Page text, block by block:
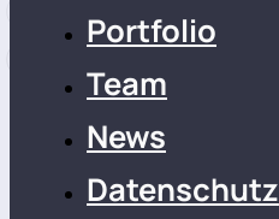
Portfolio
Team
News
Datenschutz